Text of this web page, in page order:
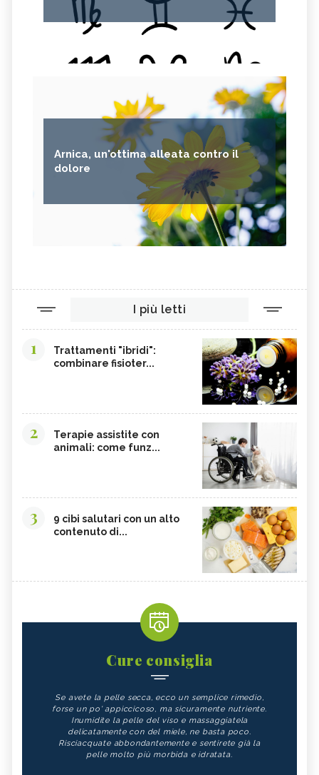
Arnica, un'ottima alleata contro il
dolore
I più letti
1
Trattamenti "ibridi":
combinare fisioter...
2
Terapie assistite con
animali: come funz...
3
9 cibi salutari con un alto
contenuto di...
Cure consiglia
Se avete la pelle secca, ecco un semplice rimedio,
forse un po' appiccicoso, ma sicuramente nutriente.
Inumidite la pelle del viso e massaggiatela
delicatamente con del miele, ne basta poco.
Risciacquate abbondantemente e sentirete già la
pelle molto più morbida e idratata.